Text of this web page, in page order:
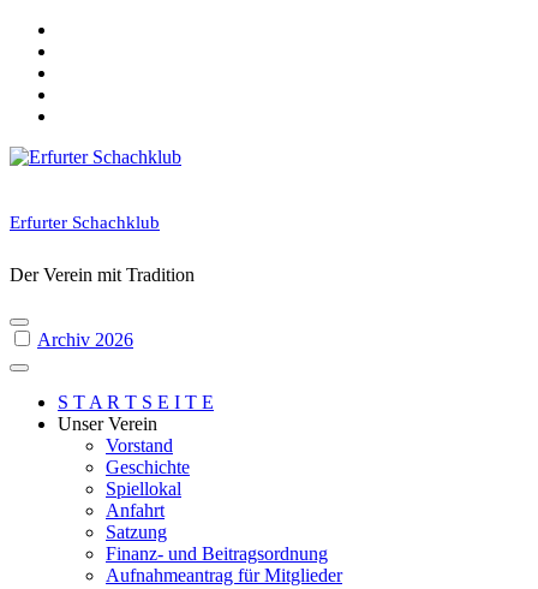
Skip
content
Erfurter Schachklub
Der Verein mit Tradition
Archiv 2026
S T A R T S E I T E
Unser Verein
Vorstand
Geschichte
Spiellokal
Anfahrt
Satzung
Finanz- und Beitragsordnung
Aufnahmeantrag für Mitglieder